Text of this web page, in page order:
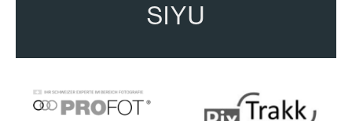
SIYU